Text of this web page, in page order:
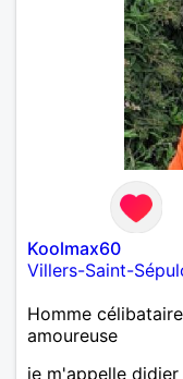
Koolmax60
Villers-Saint-
Homme
amoureuse
je m'appelle